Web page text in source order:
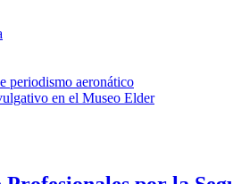
periodismo aeronático
en el Museo Elder